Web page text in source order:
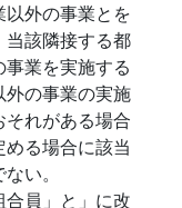
外の事業とを
該隣接する都
業を実施する
外の事業の実施
れがある場合
る場合に該当
い。
員」と」に改